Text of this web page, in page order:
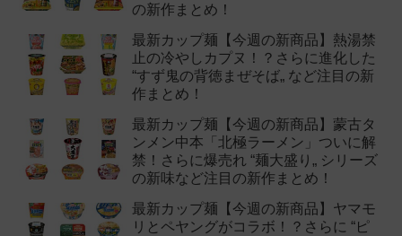
の新作まとめ！
最新カップ麺【今週の新商品】熱湯禁
止の冷やしカプヌ！？さらに進化した
“すず鬼の背徳まぜそば„ など注目の新
作まとめ！
最新カップ麺【今週の新商品】蒙古タ
ンメン中本「北極ラーメン」ついに解
禁！さらに爆売れ “麺大盛り„ シリーズ
の新味など注目の新作まとめ！
最新カップ麺【今週の新商品】ヤマモ
リとペヤングがコラボ！？さらに “ピ